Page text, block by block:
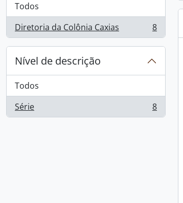
Todos
Diretoria da Colônia Caxias
, 8 resultados 8
Nível de descrição
Todos
Série
, 8 resultados 8